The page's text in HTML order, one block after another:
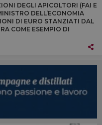
DEGLI APICOLTORI (FAI E
DELL’ECONOMIA
DI EURO STANZIATI DAL
COME ESEMPIO DI